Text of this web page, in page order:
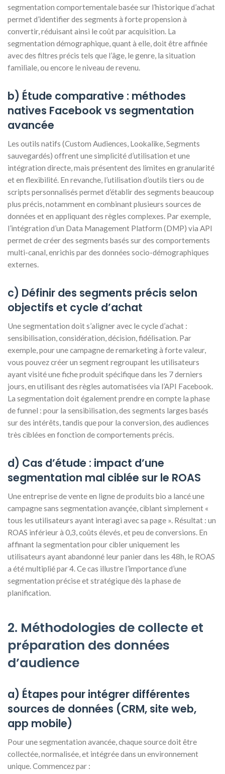
segmentation comportementale basée sur l’historique d’achat
permet d’identifier des segments à forte propension à
convertir, réduisant ainsi le coût par acquisition. La
segmentation démographique, quant à elle, doit être affinée
avec des filtres précis tels que l’âge, le genre, la situation
familiale, ou encore le niveau de revenu.
b) Étude comparative : méthodes
natives Facebook vs segmentation
avancée
Les outils natifs (Custom Audiences, Lookalike, Segments
sauvegardés) offrent une simplicité d’utilisation et une
intégration directe, mais présentent des limites en granularité
et en flexibilité. En revanche, l’utilisation d’outils tiers ou de
scripts personnalisés permet d’établir des segments beaucoup
plus précis, notamment en combinant plusieurs sources de
données et en appliquant des règles complexes. Par exemple,
l’intégration d’un Data Management Platform (DMP) via API
permet de créer des segments basés sur des comportements
multi-canal, enrichis par des données socio-démographiques
externes.
c) Définir des segments précis selon
objectifs et cycle d’achat
Une segmentation doit s’aligner avec le cycle d’achat :
sensibilisation, considération, décision, fidélisation. Par
exemple, pour une campagne de remarketing à forte valeur,
vous pouvez créer un segment regroupant les utilisateurs
ayant visité une fiche produit spécifique dans les 7 derniers
jours, en utilisant des règles automatisées via l’API Facebook.
La segmentation doit également prendre en compte la phase
de funnel : pour la sensibilisation, des segments larges basés
sur des intérêts, tandis que pour la conversion, des audiences
très ciblées en fonction de comportements précis.
d) Cas d’étude : impact d’une
segmentation mal ciblée sur le ROAS
Une entreprise de vente en ligne de produits bio a lancé une
campagne sans segmentation avançée, ciblant simplement «
tous les utilisateurs ayant interagi avec sa page ». Résultat : un
ROAS inférieur à 0,3, coûts élevés, et peu de conversions. En
affinant la segmentation pour cibler uniquement les
utilisateurs ayant abandonné leur panier dans les 48h, le ROAS
a été multiplié par 4. Ce cas illustre l’importance d’une
segmentation précise et stratégique dès la phase de
planification.
2. Méthodologies de collecte et
préparation des données
d’audience
a) Étapes pour intégrer différentes
sources de données (CRM, site web,
app mobile)
Pour une segmentation avancée, chaque source doit être
collectée, normalisée, et intégrée dans un environnement
unique. Commencez par :